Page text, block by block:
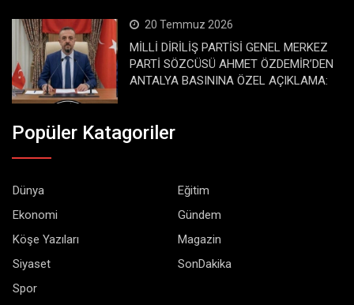
20 Temmuz 2026
MİLLİ DİRİLİŞ PARTİSİ GENEL MERKEZ
PARTİ SÖZCÜSÜ AHMET ÖZDEMİR’DEN
ANTALYA BASININA ÖZEL AÇIKLAMA:
Popüler Katagoriler
Dünya
Eğitim
Ekonomi
Gündem
Köşe Yazıları
Magazin
Siyaset
SonDakika
Spor